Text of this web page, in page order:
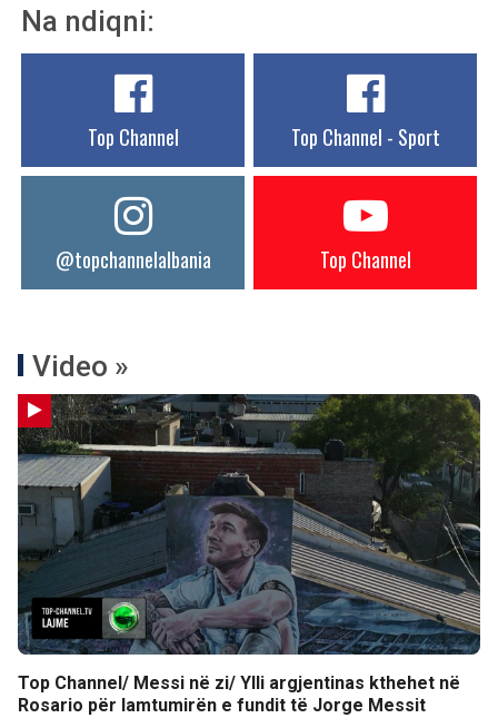
Na ndiqni:
Top Channel Top Channel - Sport
@topchannelalbania Top Channel
Video »
Top Channel/ Messi në zi/ Ylli argjentinas kthehet në
Rosario për lamtumirën e fundit të Jorge Messit